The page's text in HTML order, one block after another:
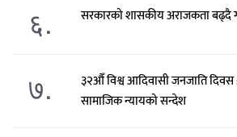
६. सरकारको शासकीय अराजकता बढ्दै
७.
३२औँ विश्व आदिवासी जनजाति दिवस
सामाजिक न्यायको सन्देश